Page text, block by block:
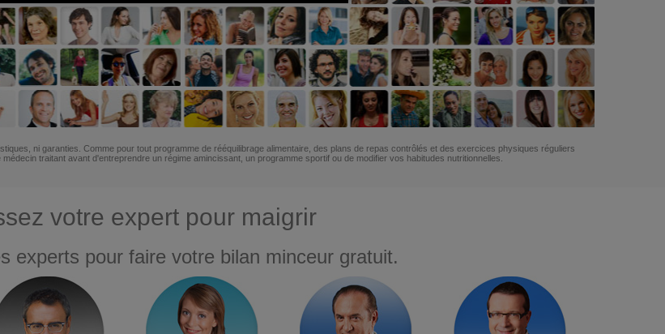
ni garanties. Comme pour tout programme de rééquilibrage alimentaire, des plans de repas contrôlés et des exercices physiques réguliers
traitant avant d'entreprendre un régime amincissant, un programme sportif ou de modifier vos habitudes nutritionnelles.
votre expert pour maigrir
experts pour faire votre bilan minceur gratuit.